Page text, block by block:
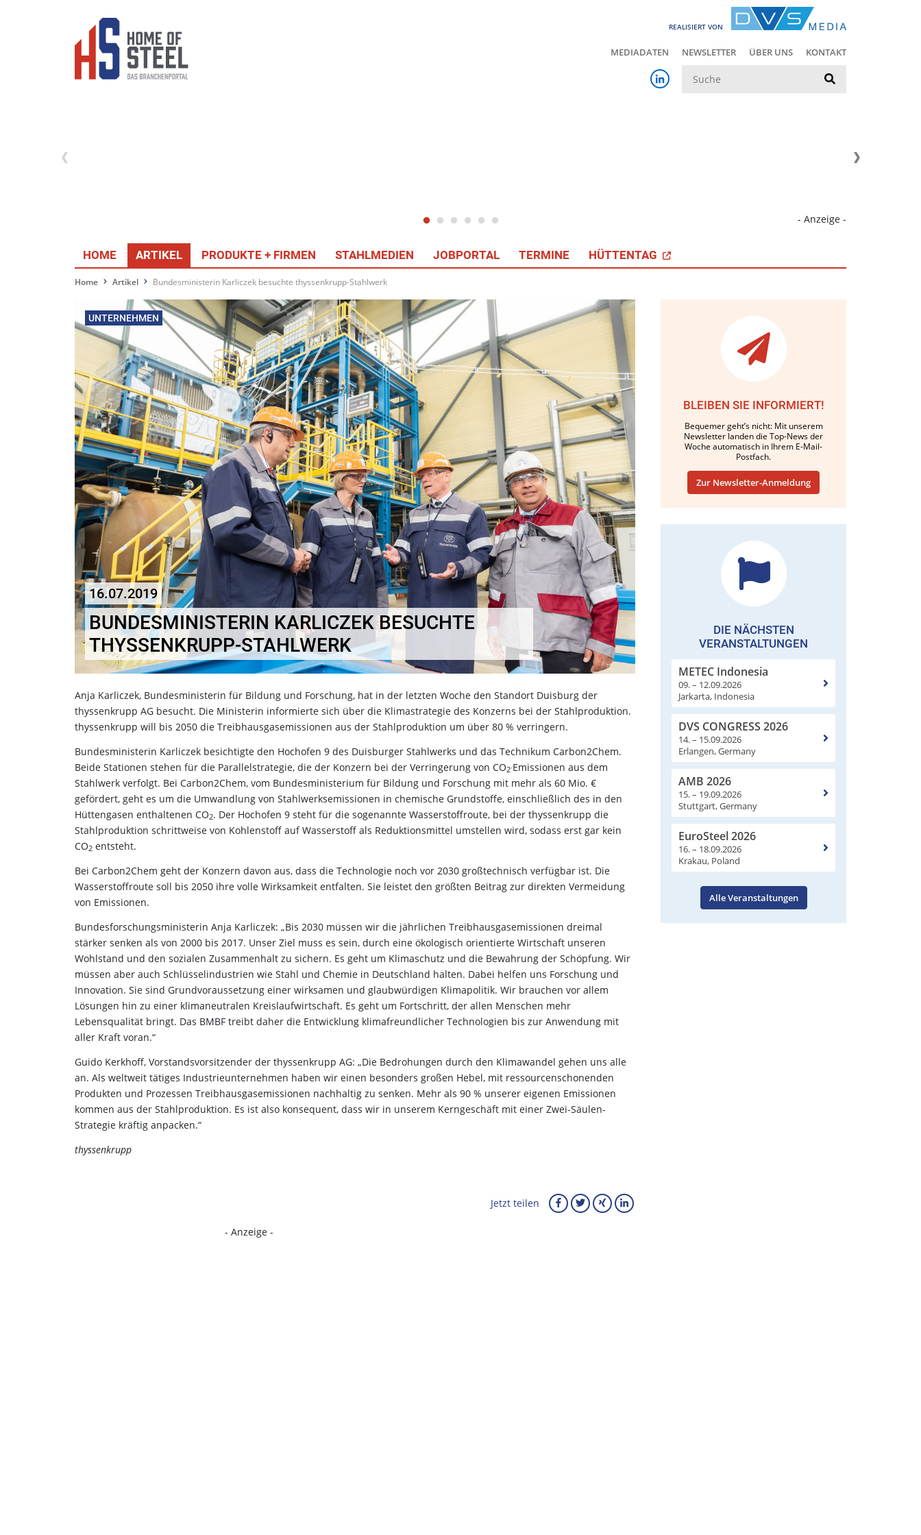
REALISIERT VON
MEDIADATEN NEWSLETTER ÜBER UNS KONTAKT
- Anzeige -
HOME ARTIKEL PRODUKTE + FIRMEN STAHLMEDIEN JOBPORTAL TERMINE HÜTTENTAG
Home Artikel Bundesministerin Karliczek besuchte thyssenkrupp-Stahlwerk
UNTERNEHMEN
16.07.2019
BUNDESMINISTERIN KARLICZEK BESUCHTE
THYSSENKRUPP-STAHLWERK
Anja Karliczek, Bundesministerin für Bildung und Forschung, hat in der letzten Woche den Standort Duisburg der
thyssenkrupp AG besucht. Die Ministerin informierte sich über die Klimastrategie des Konzerns bei der Stahlproduktion.
thyssenkrupp will bis 2050 die Treibhausgasemissionen aus der Stahlproduktion um über 80 % verringern.
Bundesministerin Karliczek besichtigte den Hochofen 9 des Duisburger Stahlwerks und das Technikum Carbon2Chem.
Beide Stationen stehen für die Parallelstrategie, die der Konzern bei der Verringerung von CO2-Emissionen aus dem
Stahlwerk verfolgt. Bei Carbon2Chem, vom Bundesministerium für Bildung und Forschung mit mehr als 60 Mio. €
gefördert, geht es um die Umwandlung von Stahlwerksemissionen in chemische Grundstoffe, einschließlich des in den
Hüttengasen enthaltenen CO2. Der Hochofen 9 steht für die sogenannte Wasserstoffroute, bei der thyssenkrupp die
Stahlproduktion schrittweise von Kohlenstoff auf Wasserstoff als Reduktionsmittel umstellen wird, sodass erst gar kein
CO2 entsteht.
Bei Carbon2Chem geht der Konzern davon aus, dass die Technologie noch vor 2030 großtechnisch verfügbar ist. Die
Wasserstoffroute soll bis 2050 ihre volle Wirksamkeit entfalten. Sie leistet den größten Beitrag zur direkten Vermeidung
von Emissionen.
Bundesforschungsministerin Anja Karliczek: „Bis 2030 müssen wir die jährlichen Treibhausgasemissionen dreimal
stärker senken als von 2000 bis 2017. Unser Ziel muss es sein, durch eine ökologisch orientierte Wirtschaft unseren
Wohlstand und den sozialen Zusammenhalt zu sichern. Es geht um Klimaschutz und die Bewahrung der Schöpfung. Wir
müssen aber auch Schlüsselindustrien wie Stahl und Chemie in Deutschland halten. Dabei helfen uns Forschung und
Innovation. Sie sind Grundvoraussetzung einer wirksamen und glaubwürdigen Klimapolitik. Wir brauchen vor allem
Lösungen hin zu einer klimaneutralen Kreislaufwirtschaft. Es geht um Fortschritt, der allen Menschen mehr
Lebensqualität bringt. Das BMBF treibt daher die Entwicklung klimafreundlicher Technologien bis zur Anwendung mit
aller Kraft voran.“
Guido Kerkhoff, Vorstandsvorsitzender der thyssenkrupp AG: „Die Bedrohungen durch den Klimawandel gehen uns alle
an. Als weltweit tätiges Industrieunternehmen haben wir einen besonders großen Hebel, mit ressourcenschonenden
Produkten und Prozessen Treibhausgasemissionen nachhaltig zu senken. Mehr als 90 % unserer eigenen Emissionen
kommen aus der Stahlproduktion. Es ist also konsequent, dass wir in unserem Kerngeschäft mit einer Zwei-Säulen-
Strategie kräftig anpacken.“
thyssenkrupp
Jetzt teilen
BLEIBEN SIE INFORMIERT!
Bequemer geht’s nicht: Mit unserem
Newsletter landen die Top-News der
Woche automatisch in Ihrem E-Mail-
Postfach.
Zur Newsletter-Anmeldung
DIE NÄCHSTEN
VERANSTALTUNGEN
METEC Indonesia
09. – 12.09.2026
Jarkarta, Indonesia
DVS CONGRESS 2026
14. – 15.09.2026
Erlangen, Germany
AMB 2026
15. – 19.09.2026
Stuttgart, Germany
EuroSteel 2026
16. – 18.09.2026
Krakau, Poland
Alle Veranstaltungen
- Anzeige -